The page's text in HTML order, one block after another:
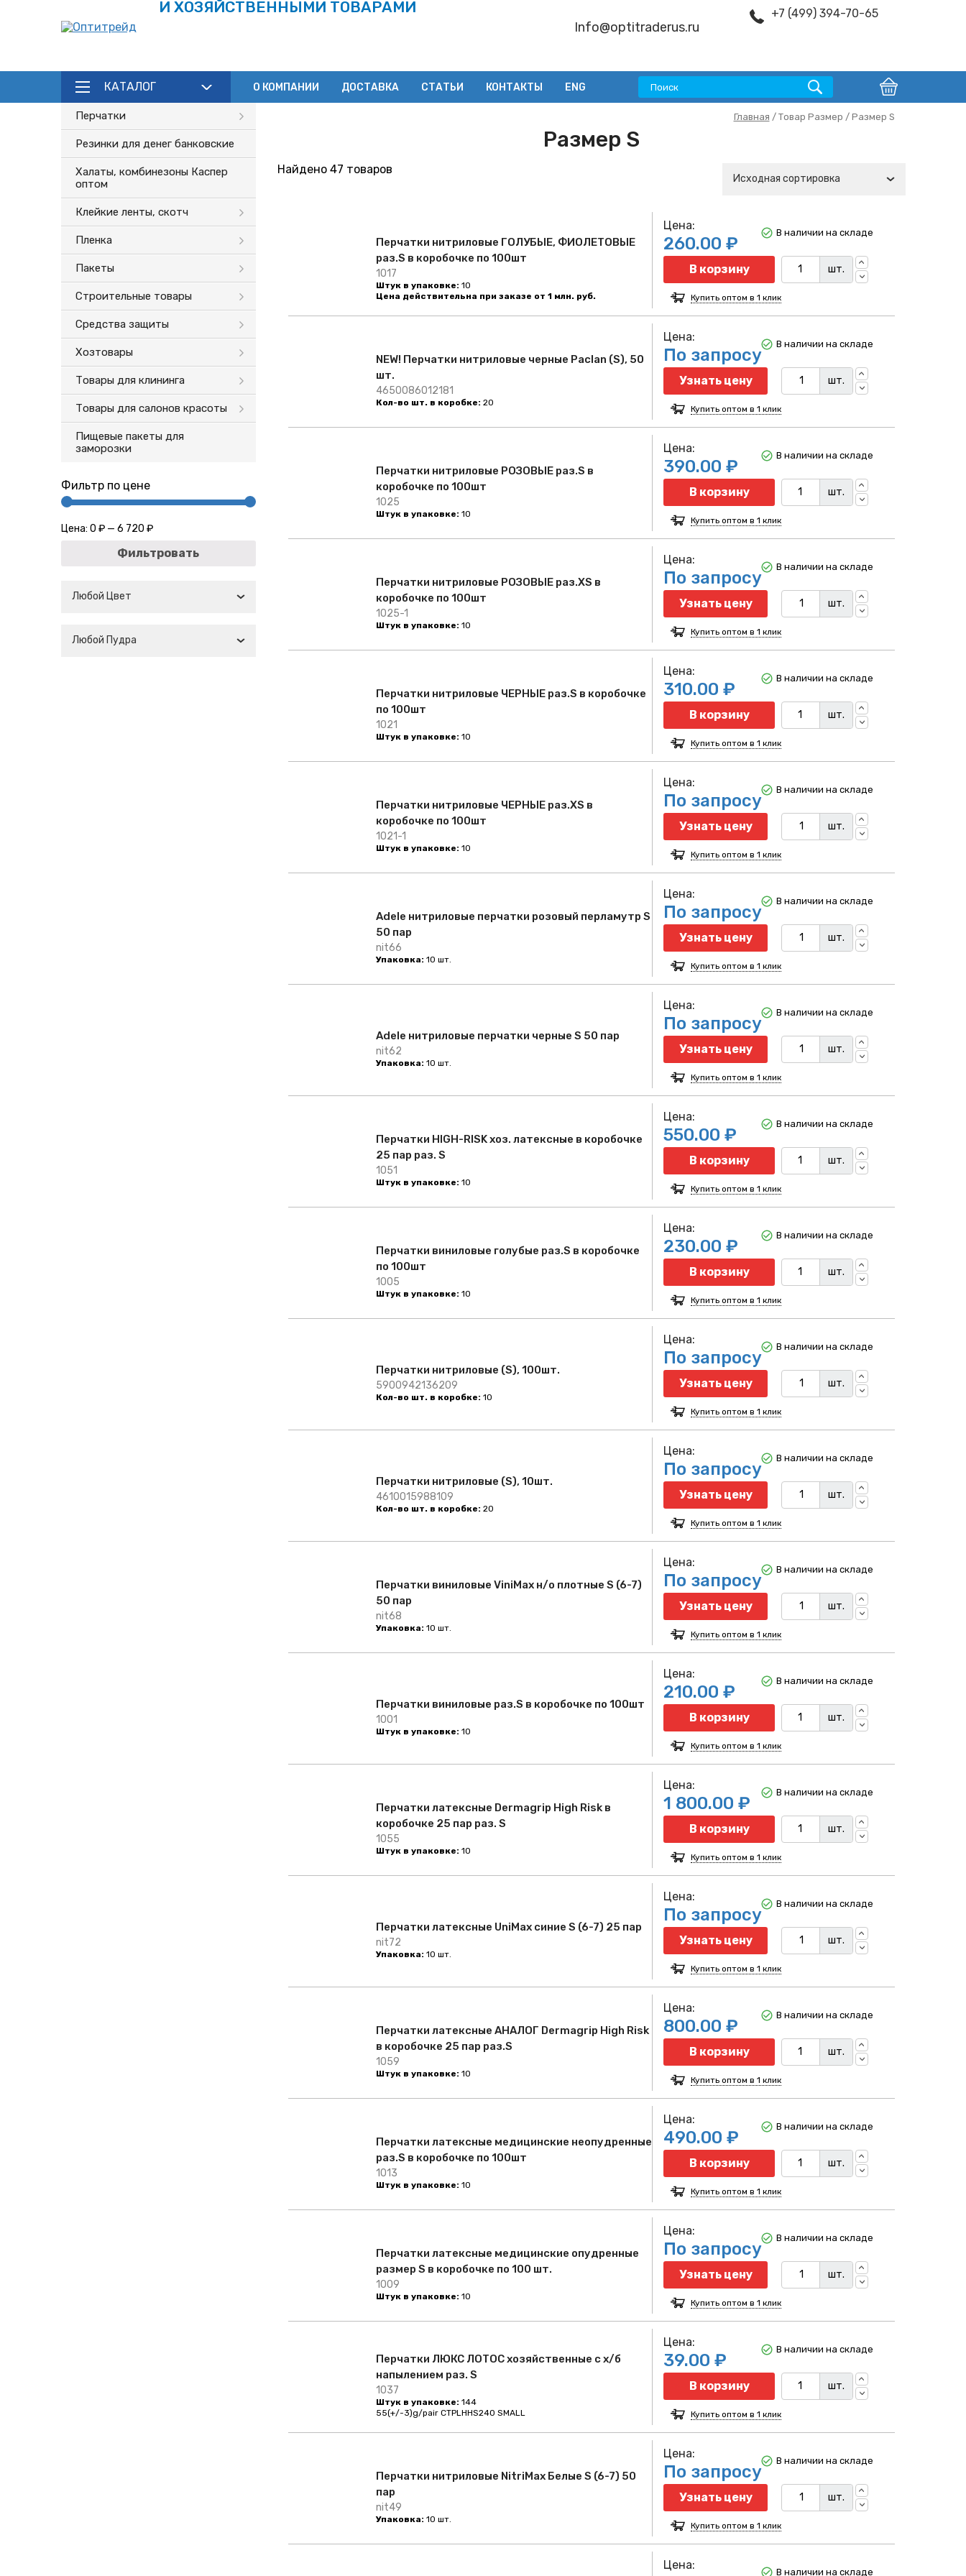
И ХОЗЯЙСТВЕННЫМИ ТОВАРАМИ
Info@optitraderus.ru
+7 (499) 394-70-65
КАТАЛОГ О КОМПАНИИ ДОСТАВКА СТАТЬИ КОНТАКТЫ ENG
Каталог
Перчатки
Резинки для денег банковские
Халаты, комбинезоны Каспер
оптом
Клейкие ленты, скотч
Пленка
Пакеты
Строительные товары
Средства защиты
Хозтовары
Товары для клининга
Товары для салонов красоты
Пищевые пакеты для
заморозки
Фильтр по цене
Фильтровать
Цена: 0 ₽— 6 720 ₽
Любой Цвет
Любой Пудра
Главная / Товар Размер / Размер S
Размер S
Найдено 47 товаров
Исходная сортировка
Перчатки нитриловые ГОЛУБЫЕ, ФИОЛЕТОВЫЕ
раз.S в коробочке по 100шт
1017
Штук в упаковке: 10
Цена действительна при заказе от 1 млн. руб.
Цена:
260.00 ₽
Количество
В корзину шт.
В наличии на складе
Купить оптом в 1 клик
NEW! Перчатки нитриловые черные Paclan (S), 50
шт.
4650086012181
Кол-во шт. в коробке: 20
Цена:
По запросу
Узнать цену шт.
В наличии на складе
Купить оптом в 1 клик
Перчатки нитриловые РОЗОВЫЕ раз.S в
коробочке по 100шт
1025
Штук в упаковке: 10
Цена:
390.00 ₽
Количество
В корзину шт.
В наличии на складе
Купить оптом в 1 клик
Перчатки нитриловые РОЗОВЫЕ раз.XS в
коробочке по 100шт
1025-1
Штук в упаковке: 10
Цена:
По запросу
Узнать цену шт.
В наличии на складе
Купить оптом в 1 клик
Перчатки нитриловые ЧЕРНЫЕ раз.S в коробочке
по 100шт
1021
Штук в упаковке: 10
Цена:
310.00 ₽
Количество
В корзину шт.
В наличии на складе
Купить оптом в 1 клик
Перчатки нитриловые ЧЕРНЫЕ раз.XS в
коробочке по 100шт
1021-1
Штук в упаковке: 10
Цена:
По запросу
Узнать цену шт.
В наличии на складе
Купить оптом в 1 клик
Adele нитриловые перчатки розовый перламутр S
50 пар
nit66
Упаковка: 10 шт.
Цена:
По запросу
Узнать цену шт.
В наличии на складе
Купить оптом в 1 клик
Adele нитриловые перчатки черные S 50 пар
nit62
Упаковка: 10 шт.
Цена:
По запросу
Узнать цену шт.
В наличии на складе
Купить оптом в 1 клик
Перчатки HIGH-RISK хоз. латексные в коробочке
25 пар раз. S
1051
Штук в упаковке: 10
Цена:
550.00 ₽
Количество
В корзину шт.
В наличии на складе
Купить оптом в 1 клик
Перчатки виниловые голубые раз.S в коробочке
по 100шт
1005
Штук в упаковке: 10
Цена:
230.00 ₽
Количество
В корзину шт.
В наличии на складе
Купить оптом в 1 клик
Перчатки нитриловые (S), 100шт.
5900942136209
Кол-во шт. в коробке: 10
Цена:
По запросу
Узнать цену шт.
В наличии на складе
Купить оптом в 1 клик
Перчатки нитриловые (S), 10шт.
4610015988109
Кол-во шт. в коробке: 20
Цена:
По запросу
Узнать цену шт.
В наличии на складе
Купить оптом в 1 клик
Перчатки виниловые ViniMax н/о плотные S (6-7)
50 пар
nit68
Упаковка: 10 шт.
Цена:
По запросу
Узнать цену шт.
В наличии на складе
Купить оптом в 1 клик
Перчатки виниловые раз.S в коробочке по 100шт
1001
Штук в упаковке: 10
Цена:
210.00 ₽
Количество
В корзину шт.
В наличии на складе
Купить оптом в 1 клик
Перчатки латексные Dermagrip High Risk в
коробочке 25 пар раз. S
1055
Штук в упаковке: 10
Цена:
1 800.00 ₽
Количество
В корзину шт.
В наличии на складе
Купить оптом в 1 клик
Перчатки латексные UniMax синие S (6-7) 25 пар
nit72
Упаковка: 10 шт.
Цена:
По запросу
Узнать цену шт.
В наличии на складе
Купить оптом в 1 клик
Перчатки латексные АНАЛОГ Dermagrip High Risk
в коробочке 25 пар раз.S
1059
Штук в упаковке: 10
Цена:
800.00 ₽
Количество
В корзину шт.
В наличии на складе
Купить оптом в 1 клик
Перчатки латексные медицинские неопудренные
раз.S в коробочке по 100шт
1013
Штук в упаковке: 10
Цена:
490.00 ₽
Количество
В корзину шт.
В наличии на складе
Купить оптом в 1 клик
Перчатки латексные медицинские опудренные
размер S в коробочке по 100 шт.
1009
Штук в упаковке: 10
Цена:
По запросу
Узнать цену шт.
В наличии на складе
Купить оптом в 1 клик
Перчатки ЛЮКС ЛОТОС хозяйственные с х/б
напылением раз. S
1037
Штук в упаковке: 144
55(+/-3)g/pair CTPLHHS240 SMALL
Цена:
39.00 ₽
Количество
В корзину шт.
В наличии на складе
Купить оптом в 1 клик
Перчатки нитриловые NitriMax Белые S (6-7) 50
пар
nit49
Упаковка: 10 шт.
Цена:
По запросу
Узнать цену шт.
В наличии на складе
Купить оптом в 1 клик
Цена:
В наличии на складе